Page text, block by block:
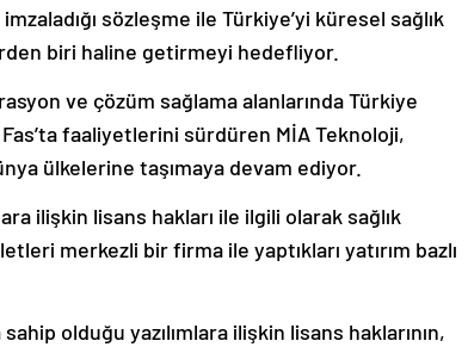
sözleşme ile Türkiye’yi küresel sağlık
biri haline getirmeyi hedefliyor.
ve çözüm sağlama alanlarında Türkiye
faaliyetlerini sürdüren MİA Teknoloji,
ülkelerine taşımaya devam ediyor.
ilişkin lisans hakları ile ilgili olarak sağlık
merkezli bir firma ile yaptıkları yatırım bazlı
olduğu yazılımlara ilişkin lisans haklarının,